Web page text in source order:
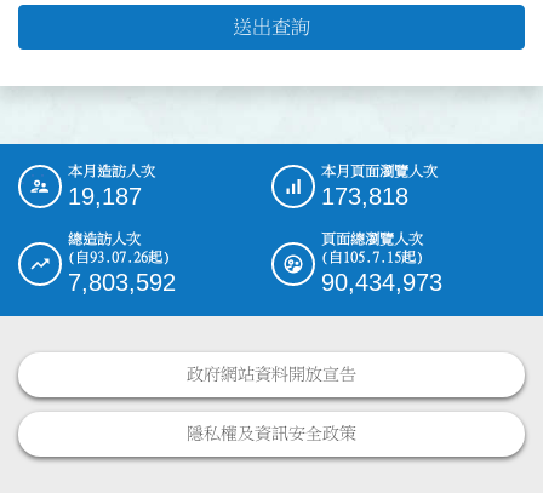
送出查詢
::: 本月造訪人次
19,187
本月頁面瀏覽人次
173,818
總造訪人次
(自93.07.26起)
7,803,592
頁面總瀏覽人次
(自105.7.15起)
90,434,973
政府網站資料開放宣告
隱私權及資訊安全政策